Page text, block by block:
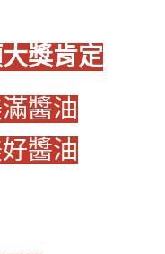
獎肯定
醬油
醬油